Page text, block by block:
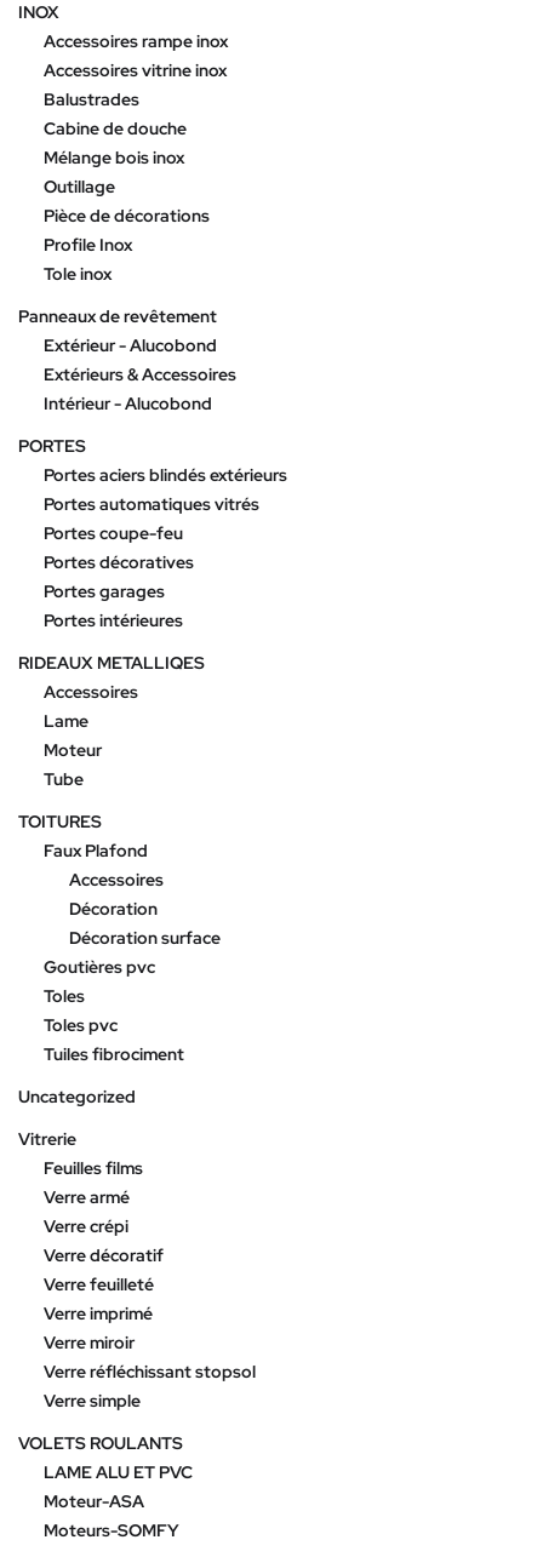
INOX
Accessoires rampe inox
Accessoires vitrine inox
Balustrades
Cabine de douche
Mélange bois inox
Outillage
Pièce de décorations
Profile Inox
Tole inox
Panneaux de revêtement
Extérieur - Alucobond
Extérieurs & Accessoires
Intérieur - Alucobond
PORTES
Portes aciers blindés extérieurs
Portes automatiques vitrés
Portes coupe-feu
Portes décoratives
Portes garages
Portes intérieures
RIDEAUX METALLIQES
Accessoires
Lame
Moteur
Tube
TOITURES
Faux Plafond
Accessoires
Décoration
Décoration surface
Goutières pvc
Toles
Toles pvc
Tuiles fibrociment
Uncategorized
Vitrerie
Feuilles films
Verre armé
Verre crépi
Verre décoratif
Verre feuilleté
Verre imprimé
Verre miroir
Verre réfléchissant stopsol
Verre simple
VOLETS ROULANTS
LAME ALU ET PVC
Moteur-ASA
Moteurs-SOMFY